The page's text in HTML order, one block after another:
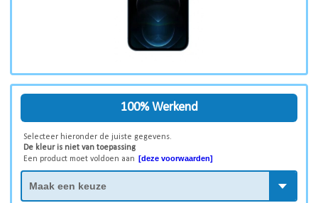
100% Werkend
Selecteer hieronder de juiste gegevens.
De kleur is niet van toepassing
Een product moet voldoen aan [deze voorwaarden]